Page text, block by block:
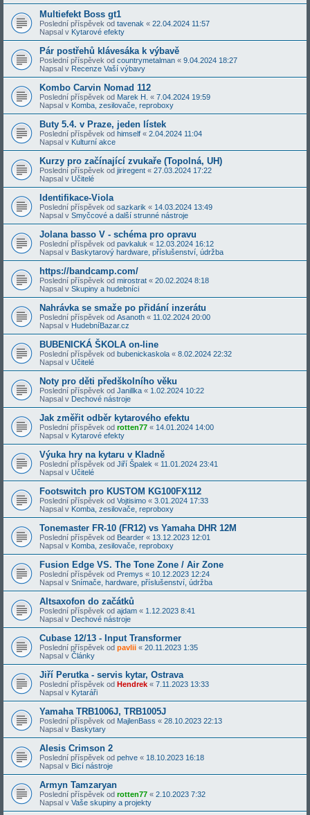
Multiefekt Boss gt1
Poslední příspěvek od tavenak « 22.04.2024 11:57
Napsal v Kytarové efekty
Pár postřehů klávesáka k výbavě
Poslední příspěvek od countrymetalman « 9.04.2024 18:27
Napsal v Recenze Vaší výbavy
Kombo Carvin Nomad 112
Poslední příspěvek od Marek H. « 7.04.2024 19:59
Napsal v Komba, zesilovače, reproboxy
Buty 5.4. v Praze, jeden lístek
Poslední příspěvek od himself « 2.04.2024 11:04
Napsal v Kulturní akce
Kurzy pro začínající zvukaře (Topolná, UH)
Poslední příspěvek od jiriregent « 27.03.2024 17:22
Napsal v Učitelé
Identifikace-Viola
Poslední příspěvek od sazkarik « 14.03.2024 13:49
Napsal v Smyčcové a další strunné nástroje
Jolana basso V - schéma pro opravu
Poslední příspěvek od pavkaluk « 12.03.2024 16:12
Napsal v Baskytarový hardware, příslušenství, údržba
https://bandcamp.com/
Poslední příspěvek od mirostrat « 20.02.2024 8:18
Napsal v Skupiny a hudebníci
Nahrávka se smaže po přidání inzerátu
Poslední příspěvek od Asanoth « 11.02.2024 20:00
Napsal v HudebníBazar.cz
BUBENICKÁ ŠKOLA on-line
Poslední příspěvek od bubenickaskola « 8.02.2024 22:32
Napsal v Učitelé
Noty pro děti předškolního věku
Poslední příspěvek od Janillka « 1.02.2024 10:22
Napsal v Dechové nástroje
Jak změřit odběr kytarového efektu
Poslední příspěvek od rotten77 « 14.01.2024 14:00
Napsal v Kytarové efekty
Výuka hry na kytaru v Kladně
Poslední příspěvek od Jiří Špalek « 11.01.2024 23:41
Napsal v Učitelé
Footswitch pro KUSTOM KG100FX112
Poslední příspěvek od Vojtisimo « 3.01.2024 17:33
Napsal v Komba, zesilovače, reproboxy
Tonemaster FR-10 (FR12) vs Yamaha DHR 12M
Poslední příspěvek od Bearder « 13.12.2023 12:01
Napsal v Komba, zesilovače, reproboxy
Fusion Edge VS. The Tone Zone / Air Zone
Poslední příspěvek od Premys « 10.12.2023 12:24
Napsal v Snímače, hardware, příslušenství, údržba
Altsaxofon do začátků
Poslední příspěvek od ajdam « 1.12.2023 8:41
Napsal v Dechové nástroje
Cubase 12/13 - Input Transformer
Poslední příspěvek od pavlii « 20.11.2023 1:35
Napsal v Články
Jiří Perutka - servis kytar, Ostrava
Poslední příspěvek od Hendrek « 7.11.2023 13:33
Napsal v Kytaráři
Yamaha TRB1006J, TRB1005J
Poslední příspěvek od MajlenBass « 28.10.2023 22:13
Napsal v Baskytary
Alesis Crimson 2
Poslední příspěvek od pehve « 18.10.2023 16:18
Napsal v Bicí nástroje
Armyn Tamzaryan
Poslední příspěvek od rotten77 « 2.10.2023 7:32
Napsal v Vaše skupiny a projekty